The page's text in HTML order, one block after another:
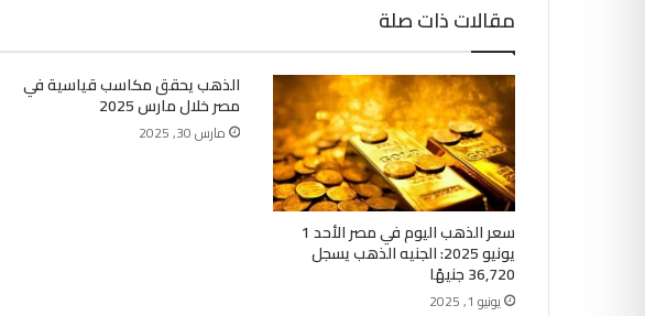
مقالات ذات صلة
سعر الذهب اليوم في مصر الأحد 1
يونيو 2025: الجنيه الذهب يسجل
36,720 جنيهًا
يونيو 1, 2025
الذهب يحقق مكاسب قياسية في
مصر خلال مارس 2025
مارس 30, 2025